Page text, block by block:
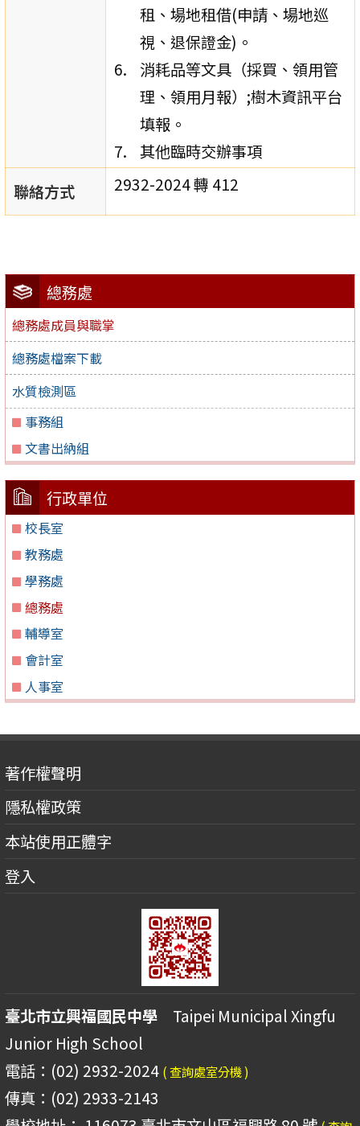
總務處
總務處成員與職掌
總務處檔案下載
水質檢測區
事務組
文書出納組
行政單位
校長室
教務處
學務處
總務處
輔導室
會計室
人事室
租、場地租借(申請、場地巡
視、退保證金)。
消耗品等文具（採買、領用管
理、領用月報）;樹木資訊平台
填報。
其他臨時交辦事項
聯絡方式
2932-2024 轉 412
著作權聲明
隱私權政策
本站使用正體字
登入
臺北市立興福國民中學 Taipei Municipal Xingfu
Junior High School
電話：(02) 2932-2024 ( 查詢處室分機 )
傳真：(02) 2933-2143